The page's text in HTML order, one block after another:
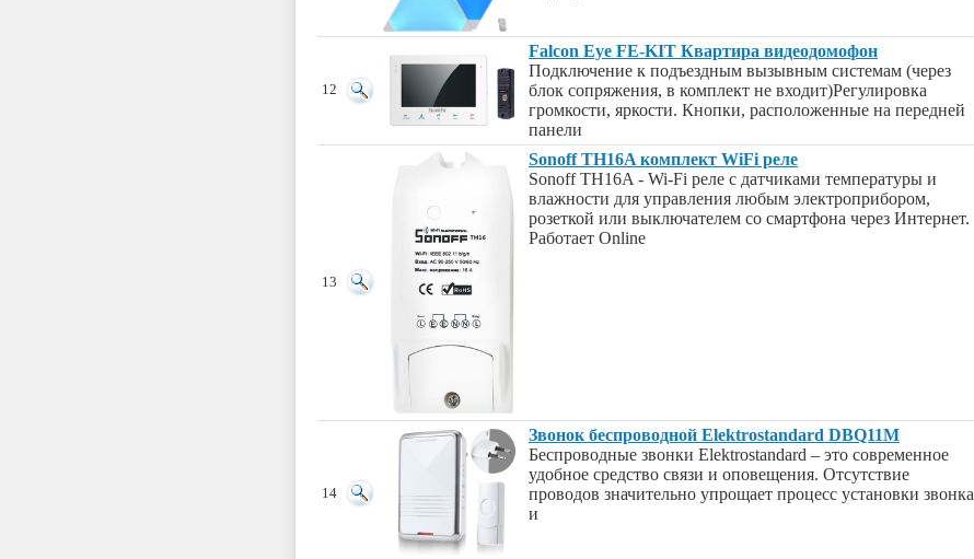
12
Falcon Eye FE-KIT Квартира видеодомофон
Подключение к подъездным вызывным системам (через
блок сопряжения, в комплект не входит)Регулировка
громкости, яркости. Кнопки, расположенные на передней
панели
13
Sonoff TH16A комплект WiFi реле
Sonoff TH16A - Wi-Fi реле с датчиками температуры и
влажности для управления любым электроприбором,
розеткой или выключателем со смартфона через Интернет.
Работает Online
14
Звонок беспроводной Elektrostandard DBQ11M
Беспроводные звонки Elektrostandard – это современное
удобное средство связи и оповещения. Отсутствие
проводов значительно упрощает процесс установки звонка
и